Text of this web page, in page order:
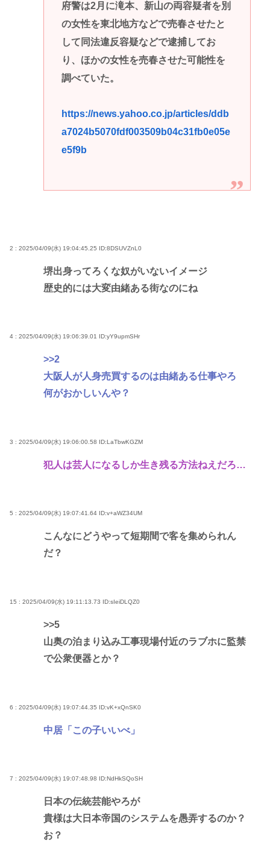
府警は2月に滝本、新山の両容疑者を別
の女性を東北地方などで売春させたと
して同法違反容疑などで逮捕してお
り、ほかの女性を売春させた可能性を
調べていた。
https://news.yahoo.co.jp/articles/ddb
a7024b5070fdf003509b04c31fb0e05e
e5f9b
2 : 2025/04/09(水) 19:04:45.25 ID:8DSUVZnL0
堺出身ってろくな奴がいないイメージ
歴史的には大変由緒ある街なのにね
4 : 2025/04/09(水) 19:06:39.01 ID:yY9upmSHr
>>2
大阪人が人身売買するのは由緒ある仕事やろ
何がおかしいんや？
3 : 2025/04/09(水) 19:06:00.58 ID:LaTbwKGZM
犯人は芸人になるしか生き残る方法ねえだろ…
5 : 2025/04/09(水) 19:07:41.64 ID:v+aWZ34UM
こんなにどうやって短期間で客を集められん
だ？
15 : 2025/04/09(水) 19:11:13.73 ID:sIeiDLQZ0
>>5
山奥の泊まり込み工事現場付近のラブホに監禁
で公衆便器とか？
6 : 2025/04/09(水) 19:07:44.35 ID:vK+xQnSK0
中居「この子いいべ」
7 : 2025/04/09(水) 19:07:48.98 ID:NdHkSQoSH
日本の伝統芸能やろが
貴様は大日本帝国のシステムを愚弄するのか？
お？